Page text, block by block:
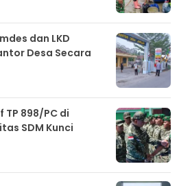
dan LKD
Desa Secara
TP 898/PC di
SDM Kunci